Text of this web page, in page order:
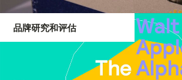
品牌研究和评估